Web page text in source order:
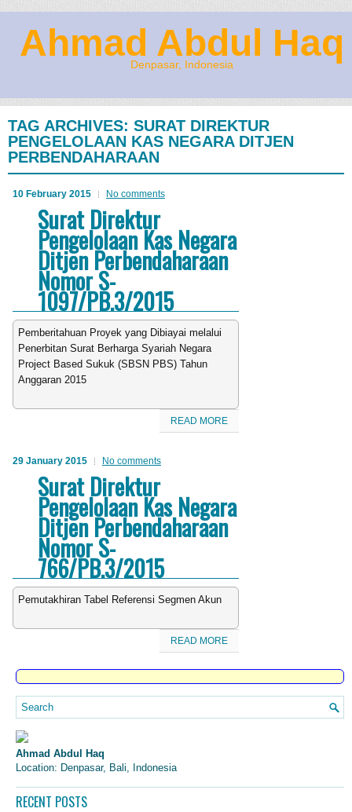
Ahmad Abdul Haq
Denpasar, Indonesia
TAG ARCHIVES: SURAT DIREKTUR
PENGELOLAAN KAS NEGARA DITJEN
PERBENDAHARAAN
10 February 2015 No comments
Surat Direktur
Pengelolaan Kas Negara
Ditjen Perbendaharaan
Nomor S-
1097/PB.3/2015
Pemberitahuan Proyek yang Dibiayai melalui
Penerbitan Surat Berharga Syariah Negara
Project Based Sukuk (SBSN PBS) Tahun
Anggaran 2015
READ MORE
29 January 2015 No comments
Surat Direktur
Pengelolaan Kas Negara
Ditjen Perbendaharaan
Nomor S-
766/PB.3/2015
Pemutakhiran Tabel Referensi Segmen Akun
READ MORE
Ahmad Abdul Haq
Location: Denpasar, Bali, Indonesia
RECENT POSTS